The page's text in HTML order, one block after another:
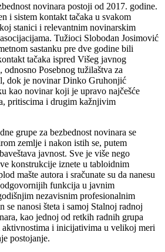
novinara postoji od 2017. godine.
i sistem kontakt tačaka u svakom
stanici i relevantnim novinarskim
Tužioci Slobodan Josimović
sastanku pre dve godine bili
tačaka ispred Višeg javnog
Posebnog tužilaštva za
dok je novinar Dinko Gruhonjić
kao novinar koji je upravo najčešće
pritiscima i drugim kažnjivim
grupe za bezbednost novinara se
zemlje i nakon istih se, putem
javnost. Sve je više nego
konstrukcije iznete u tabloidnim
mašte autora i sračunate su da nanesu
funkcija u javnim
nezavisnim profesionalnim
se nanosi šteta i samoj Stalnoj radnoj
kao jednoj od retkih radnih grupa
i inicijativima u velikoj meri
postojanje.